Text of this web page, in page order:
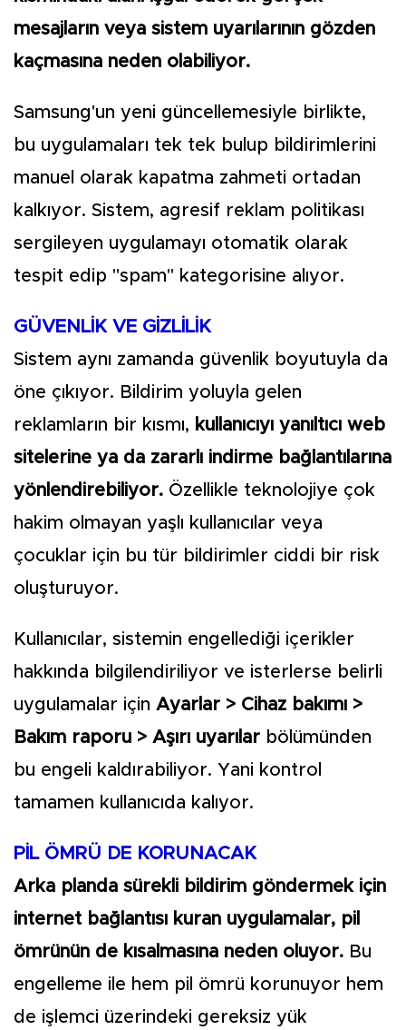
mesajların veya sistem uyarılarının gözden
kaçmasına neden olabiliyor.
Samsung'un yeni güncellemesiyle birlikte,
bu uygulamaları tek tek bulup bildirimlerini
manuel olarak kapatma zahmeti ortadan
kalkıyor. Sistem, agresif reklam politikası
sergileyen uygulamayı otomatik olarak
tespit edip "spam" kategorisine alıyor.
GÜVENLİK VE GİZLİLİK
Sistem aynı zamanda güvenlik boyutuyla da
öne çıkıyor. Bildirim yoluyla gelen
reklamların bir kısmı, kullanıcıyı yanıltıcı web
sitelerine ya da zararlı indirme bağlantılarına
yönlendirebiliyor. Özellikle teknolojiye çok
hakim olmayan yaşlı kullanıcılar veya
çocuklar için bu tür bildirimler ciddi bir risk
oluşturuyor.
Kullanıcılar, sistemin engellediği içerikler
hakkında bilgilendiriliyor ve isterlerse belirli
uygulamalar için Ayarlar > Cihaz bakımı >
Bakım raporu > Aşırı uyarılar bölümünden
bu engeli kaldırabiliyor. Yani kontrol
tamamen kullanıcıda kalıyor.
PİL ÖMRÜ DE KORUNACAK
Arka planda sürekli bildirim göndermek için
internet bağlantısı kuran uygulamalar, pil
ömrünün de kısalmasına neden oluyor. Bu
engelleme ile hem pil ömrü korunuyor hem
de işlemci üzerindeki gereksiz yük